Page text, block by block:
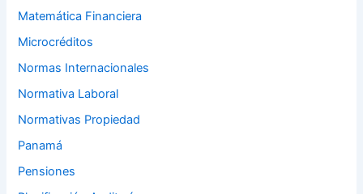
Matemática Financiera
Microcréditos
Normas Internacionales
Normativa Laboral
Normativas Propiedad
Panamá
Pensiones